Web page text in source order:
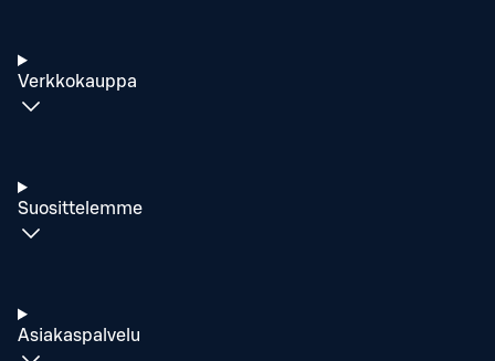
Verkkokauppa
Suosittelemme
Asiakaspalvelu